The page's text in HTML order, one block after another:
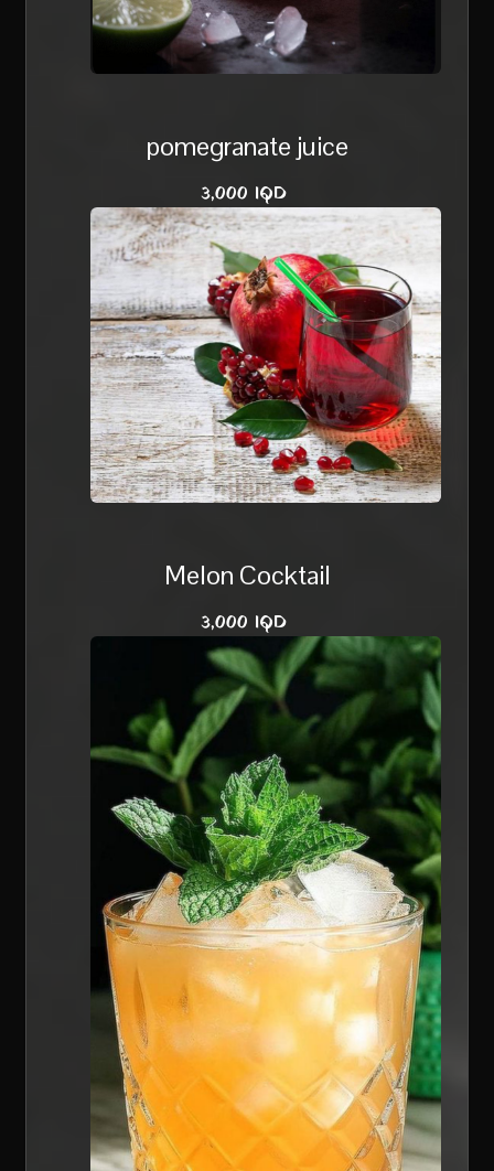
pomegranate juice
3,000 IQD
Melon Cocktail
3,000 IQD